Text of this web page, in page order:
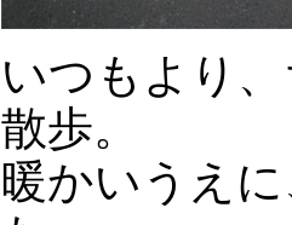
いつもより
散歩。
暖かいうえ